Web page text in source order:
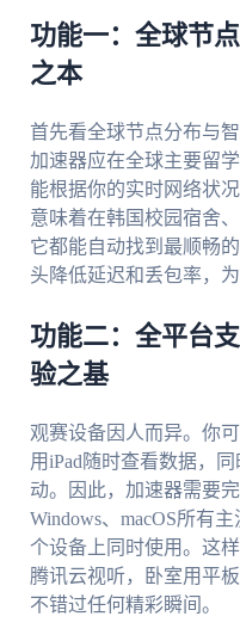
功能一：全球节
之本
首先看全球节点分布与
加速器应在全球主要留
能根据你的实时网络状
意味着在韩国校园宿舍
它都能自动找到最顺畅
头降低延迟和丢包率，
功能二：全平台
验之基
观赛设备因人而异。你
用iPad随时查看数据，
动。因此，加速器需要
Windows、macOS所有
个设备上同时使用。这
腾讯云视听，卧室用平
不错过任何精彩瞬间。